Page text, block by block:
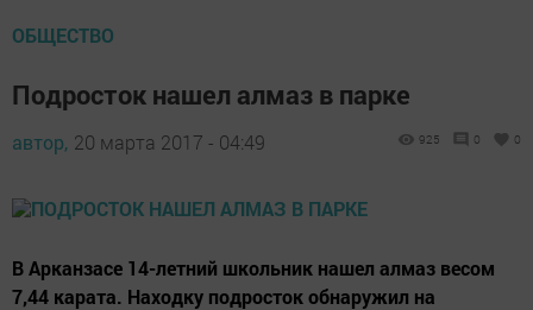
ОБЩЕСТВО
Подросток нашел алмаз в парке
автор, 20 марта 2017 - 04:49 925 0 0
В Арканзасе 14-летний школьник нашел алмаз весом
7,44 карата. Находку подросток обнаружил на